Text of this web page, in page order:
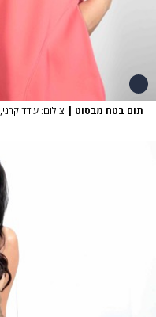
תום בטח מבסוט | צילום: עודד קרני, mako